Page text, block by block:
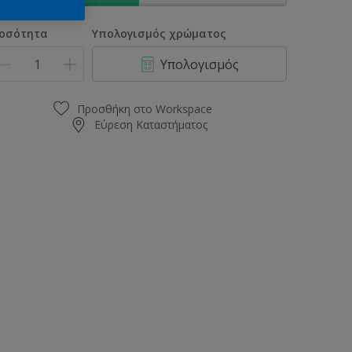
Υπολογισμός χρώματος
Υπολογισμός
Προσθήκη στο Workspace
Εύρεση Καταστήματος